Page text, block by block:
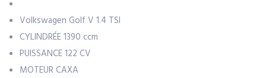
Volkswagen Golf V 1.4 TSI
CYLINDRÉE1390 ccm
PUISSANCE122 CV
MOTEUR CAXA